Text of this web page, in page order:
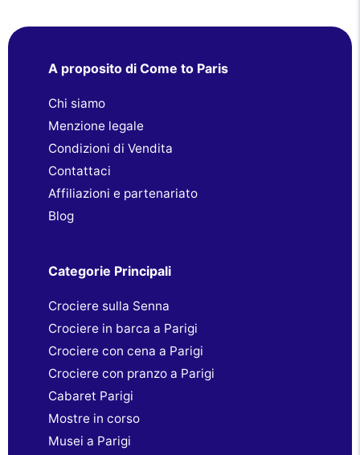
A proposito di Come to Paris
Chi siamo
Menzione legale
Condizioni di Vendita
Contattaci
Affiliazioni e partenariato
Blog
Categorie Principali
Crociere sulla Senna
Crociere in barca a Parigi
Crociere con cena a Parigi
Crociere con pranzo a Parigi
Cabaret Parigi
Mostre in corso
Musei a Parigi